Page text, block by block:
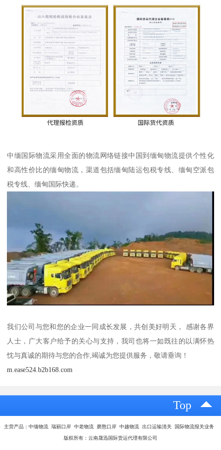
中缅国际物流采用全面的物流网络链接中国到缅甸物流提供个性化
和高性价比的缅甸物流，渠道包括缅甸陆运包税专线、缅甸空派包
税专线、缅甸国际快递。
我们公司与您和您的企业一同成长发展，共创美好明天， 感谢各界
人士，广大客户给予的关心与支持，我司也将一如既往的以满怀热
忱与真诚的期待与您的合作,竭诚为您提供服务，敬请垂询！
m.ease524.b2b168.com
Top
主营产品：中缅物流 瑞丽口岸 中老物流 磨憨口岸 中越物流 出口运输清关 国际物流报关业务
版权所有：云南晟迅国际货运代理有限公司